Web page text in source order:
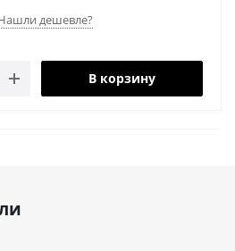
дешевле?
В корзину